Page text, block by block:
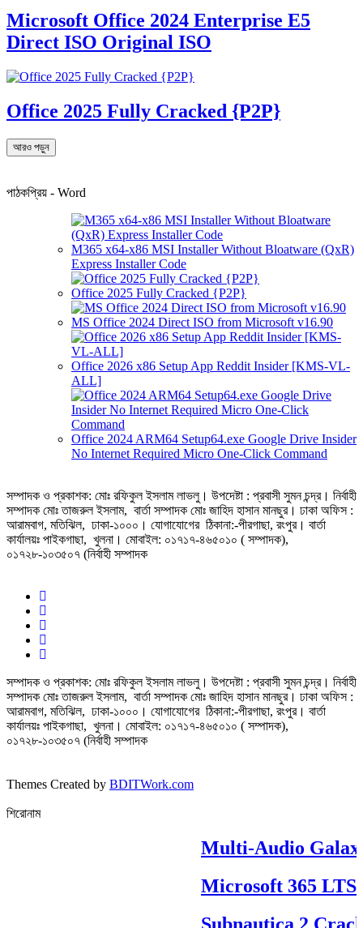
Microsoft Office 2024 Enterprise E5
Direct ISO Original ISO
Office 2025 Fully Cracked {P2P}
আরও পড়ুন
পাঠকপ্রিয় - Word
M365 x64-x86 MSI Installer Without Bloatware (QxR)
Express Installer Code
Office 2025 Fully Cracked {P2P}
MS Office 2024 Direct ISO from Microsoft v16.90
Office 2026 x86 Setup App Reddit Insider [KMS-VL-
ALL]
Office 2024 ARM64 Setup64.exe Google Drive Insider
No Internet Required Micro One-Click Command
সম্পাদক ও প্রকাশক: মোঃ রফিকুল ইসলাম লাভলু। উপদেষ্টা : প্রবাসী সুমন চন্দ্র। নির্বাহী
সম্পাদক মোঃ তাজরুল‌‌ ইসলাম, বার্তা সম্পাদক মোঃ জাহিদ হাসান মানছুর। ঢাকা অফিস :
আরামবাগ, মতিঝিল, ঢাকা-১০০০। যোগাযোগের ঠিকানা:-পীরগাছা‌, রংপুর। বার্তা
কার্যালয়ঃ পাইকগাছা, খুলনা। মোবাইল: ০১৭১৭-৪৬৫০১০ ( সম্পাদক),
০১৭২৮-১০৩৫০৭ (নির্বাহী সম্পাদক
সম্পাদক ও প্রকাশক: মোঃ রফিকুল ইসলাম লাভলু। উপদেষ্টা : প্রবাসী সুমন চন্দ্র। নির্বাহী
সম্পাদক মোঃ তাজরুল‌‌ ইসলাম, বার্তা সম্পাদক মোঃ জাহিদ হাসান মানছুর। ঢাকা অফিস :
আরামবাগ, মতিঝিল, ঢাকা-১০০০। যোগাযোগের ঠিকানা:-পীরগাছা‌, রংপুর। বার্তা
কার্যালয়ঃ পাইকগাছা, খুলনা। মোবাইল: ০১৭১৭-৪৬৫০১০ ( সম্পাদক),
০১৭২৮-১০৩৫০৭ (নির্বাহী সম্পাদক
Themes Created by BDITWork.com
শিরোনাম
Multi-Audio
Microsoft 365
Subnautica 2